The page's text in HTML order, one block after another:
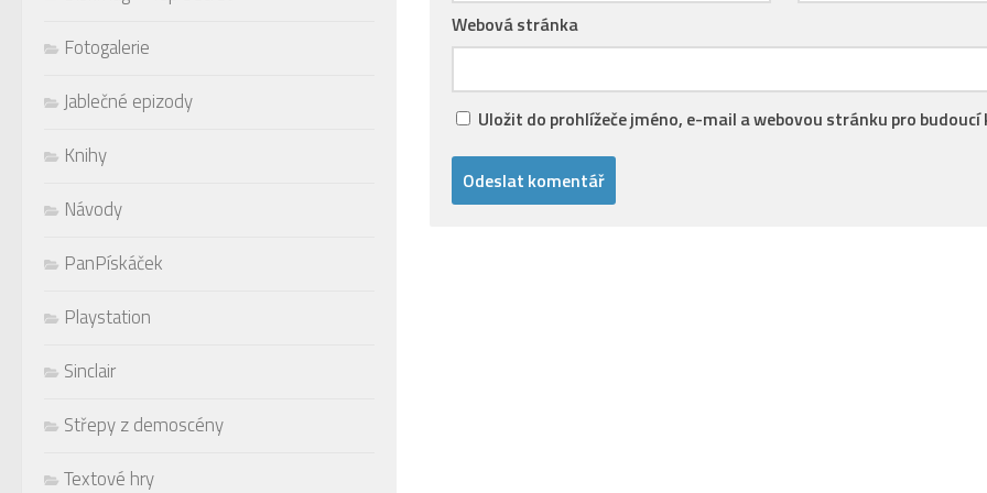
Webová stránka
Uložit do prohlížeče jméno, e-mail a webovou stránku pro
Fotogalerie
Jablečné epizody
Knihy
Návody
PanPískáček
Playstation
Sinclair
Střepy z demoscény
Textové hry